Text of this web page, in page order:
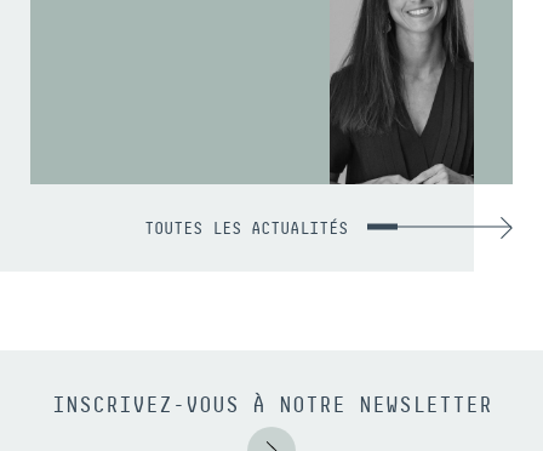
TOUTES LES ACTUALITÉS
INSCRIVEZ-VOUS À NOTRE NEWSLETTER